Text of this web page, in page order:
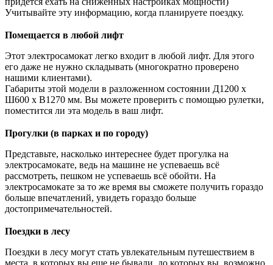
Учитывайте эту информацию, когда планируете поездку.
Помещается в любой лифт
Этот электросамокат легко входит в любой лифт. Для этого
его даже не нужно складывать (многократно проверено
нашими клиентами).
Габариты этой модели в разложенном состоянии Д1200 х
Ш600 х В1270 мм. Вы можете проверить с помощью рулетки,
поместится ли эта модель в ваш лифт.
Прогулки (в парках и по городу)
Представьте, насколько интереснее будет прогулка на
электросамокате, ведь на машине не успеваешь всё
рассмотреть, пешком не успеваешь всё обойти. На
электросамокате за то же время вы сможете получить гораздо
больше впечатлений, увидеть гораздо больше
достопримечательностей.
Поездки в лесу
Поездки в лесу могут стать увлекательным путешествием в